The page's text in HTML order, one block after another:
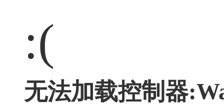
:(
无法加载控制器